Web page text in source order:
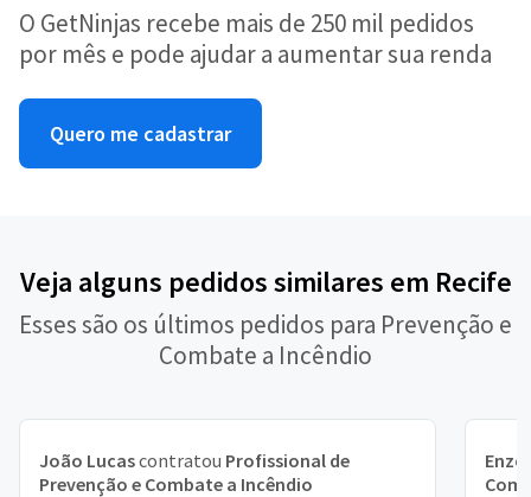
O GetNinjas recebe mais de 250 mil pedidos
por mês e pode ajudar a aumentar sua renda
Quero me cadastrar
Veja alguns pedidos similares em Recife
Esses são os últimos pedidos para Prevenção e
Combate a Incêndio
João Lucascontratou Profissional de
Prevenção e Combate a Incêndio
Enzo